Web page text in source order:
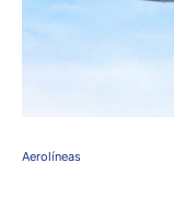
Aerolíneas